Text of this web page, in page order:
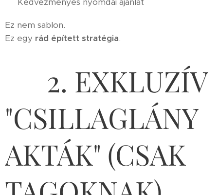
Ez nem sablon.
Ez egy rád épített stratégia.
🔮 2. EXKLUZÍV
"CSILLAGLÁNY
AKTÁK" (CSAK